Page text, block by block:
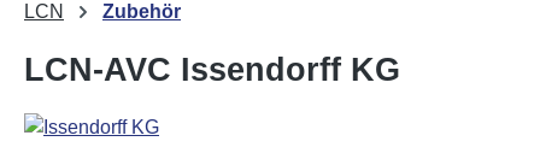
LCN Zubehör
LCN-AVC Issendorff KG